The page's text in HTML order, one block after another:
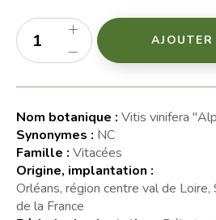
Nom botanique : Vitis vinifera
Synonymes : NC
Famille : Vitacées
Origine, implantation :
Orléans, région centre val de
de la France